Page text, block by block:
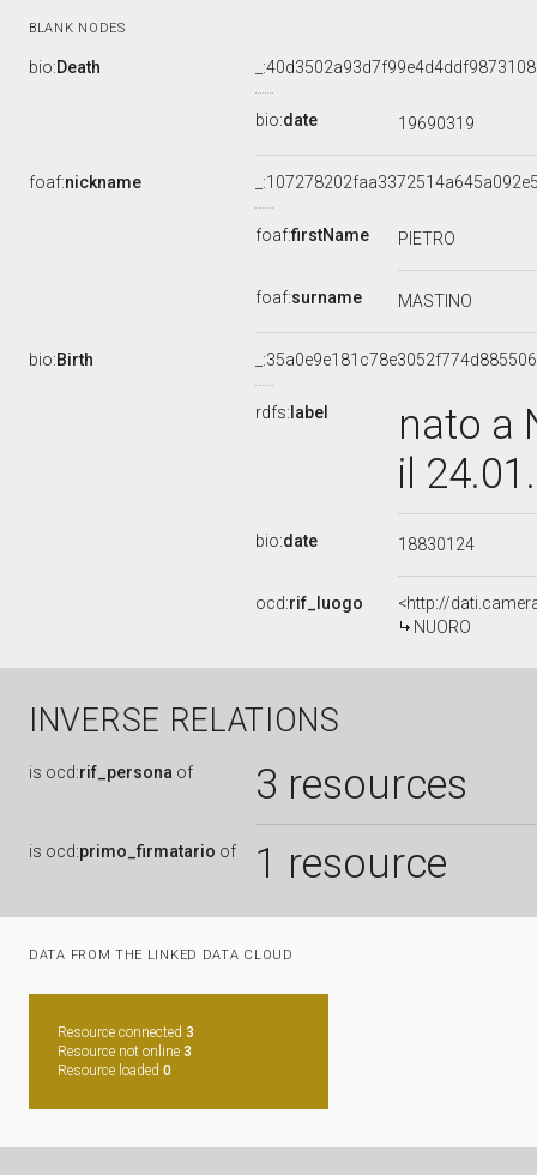
BLANK NODES
bio:Death
bio:date 19690319
foaf:nickname
foaf:firstName PIETRO
foaf:surname MASTINO
bio:Birth
rdfs: label
nato a
il
bio:date 18830124
ocd:rif_luogo
<http://
NUORO
INVERSE RELATIONS
is ocd:rif_persona of 3 resources
is ocd:primo_firmatario of 1 resource
DATA FROM THE LINKED DATA CLOUD
Resource connected 3
Resource not online 3
Resource loaded 0